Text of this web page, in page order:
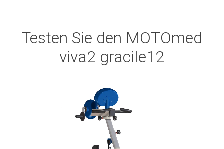
Testen Sie den MOTOmed
viva2 gracile12